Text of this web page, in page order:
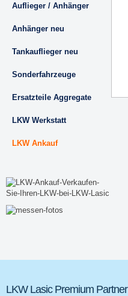
Auflieger / Anhänger
Anhänger neu
Tankauflieger neu
Sonderfahrzeuge
Ersatzteile Aggregate
LKW Werkstatt
LKW Ankauf
LKW Lasic Premium Partner